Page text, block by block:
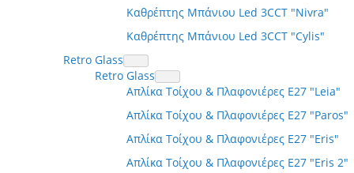
Καθρέπτης Μπάνιου Led 3CCT "Nivra"
Καθρέπτης Μπάνιου Led 3CCT "Cylis"
Retro Glass
Retro Glass
Απλίκα Τοίχου & Πλαφονιέρες Ε27 "Leia"
Απλίκα Τοίχου & Πλαφονιέρες Ε27 "Paros"
Απλίκα Τοίχου & Πλαφονιέρες Ε27 "Eris"
Απλίκα Τοίχου & Πλαφονιέρες Ε27 "Eris 2"